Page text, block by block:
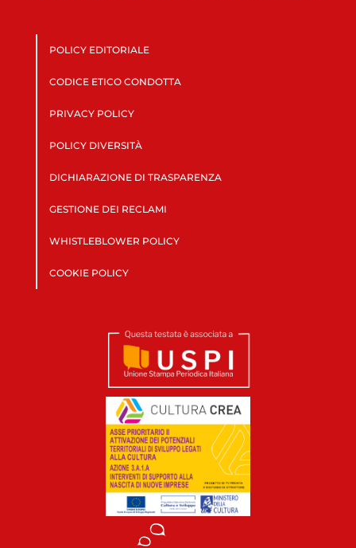
POLICY EDITORIALE
CODICE ETICO CONDOTTA
PRIVACY POLICY
POLICY DIVERSITÀ
DICHIARAZIONE DI TRASPARENZA
GESTIONE DEI RECLAMI
WHISTLEBLOWER POLICY
COOKIE POLICY